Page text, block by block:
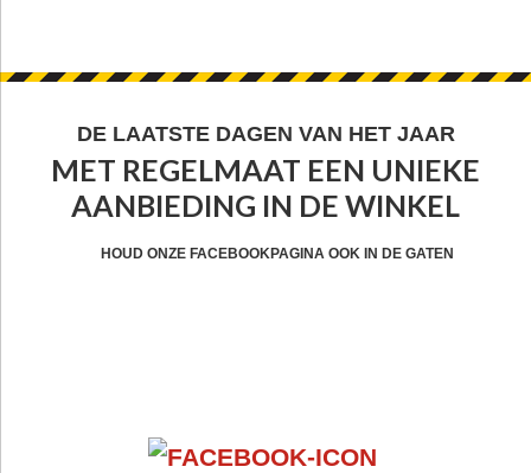
FOOTER
WIDGET
HEADER
DE LAATSTE DAGEN VAN HET JAAR
MET REGELMAAT EEN UNIEKE
AANBIEDING IN DE WINKEL
HOUD ONZE FACEBOOKPAGINA OOK IN DE GATEN
WIDGET